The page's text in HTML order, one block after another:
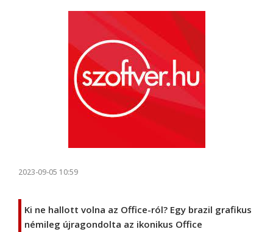
2023-09-05 10:59
Ki ne hallott volna az Office-ról? Egy brazil grafikus
némileg újragondolta az ikonikus Office